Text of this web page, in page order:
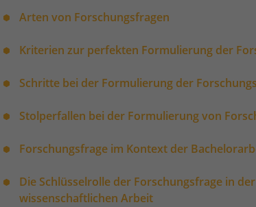
Arten von Forschungsfragen
Kriterien zur perfekten Formulierung der
Schritte bei der Formulierung der
Stolperfallen bei der Formulierung von
Forschungsfrage im Kontext der
Die Schlüsselrolle der Forschungsfrage in
wissenschaftlichen Arbeit